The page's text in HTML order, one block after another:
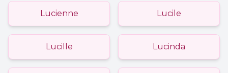
Lucienne Lucile
Lucille Lucinda